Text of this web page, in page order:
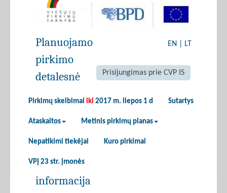
EN LT
Prisijungimas prie CVP IS
Pirkimų skelbimai iki 2017 m. liepos 1 d Sutartys
Ataskaitos Metinis pirkimų planas
Nepatikimi tiekėjai Kuro pirkimai
VPĮ 23 str. įmonės
Planuojamo
pirkimo
detalesnė
informacija